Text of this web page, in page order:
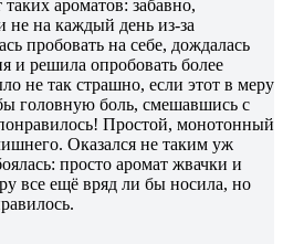
ароматов: забавно,
не на каждый день из-за
пробовать на себе, дождалась
и решила опробовать более
не так страшно, если этот в меру
головную боль, смешавшись с
Простой, монотонный
Оказался не таким уж
просто аромат жвачки и
все ещё вряд ли бы носила, но